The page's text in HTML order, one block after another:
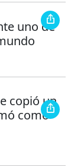
uno de
copió un
como